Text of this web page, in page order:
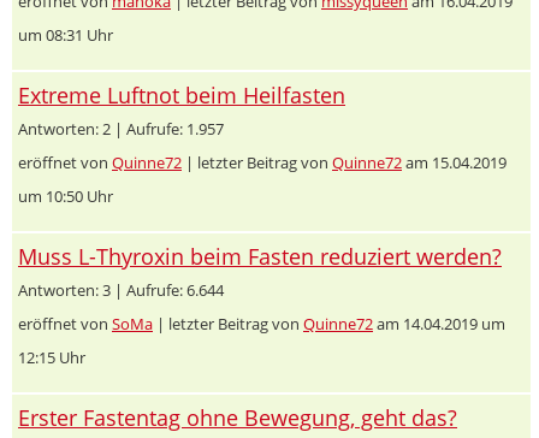
um 08:31 Uhr
Extreme Luftnot beim Heilfasten
Antworten: 2 | Aufrufe: 1.957
eröffnet von Quinne72 | letzter Beitrag von Quinne72am 15.04.2019
um 10:50 Uhr
Muss L-Thyroxin beim Fasten reduziert werden?
Antworten: 3 | Aufrufe: 6.644
eröffnet von SoMa | letzter Beitrag von Quinne72am 14.04.2019 um
12:15 Uhr
Erster Fastentag ohne Bewegung, geht das?